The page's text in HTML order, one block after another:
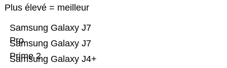
Plus élevé = meilleur
Samsung Galaxy J4+
Samsung Galaxy J7
Prime 2
Samsung Galaxy J7
Pro